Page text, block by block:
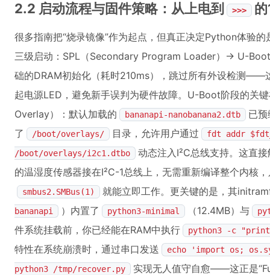
2.2 启动流程与固件策略：从上电到 >>>
很多指南把“烧录镜像”作为起点，但真正决定Python体验
三级启动：SPL（Secondary Program Loader）→ U-
础的DRAM初始化（耗时210ms），跳过所有外设检测——
起电源LED，避免新手误判为硬件故障。U-Boot阶段的关
Overlay）：默认加载的
bananapi-nanobanana2.dtb
已
了
/boot/overlays/ 目录，允许用户通过
fdt addr
/boot/overlays/i2c1.dtbo
动态注入I²C总线支持。这直
的温湿度传感器接在I²C-1总线上，无需重新编译整个内核
smbus2.SMBus(1) 就能立即工作。更关键的是，其
bananapi ）内置了 python3-minimal （12.4MB）与
件系统挂载前，你已经能在RAM中执行 python3 -c
特性在系统崩溃时，通过串口发送
echo 'import os;
python3 /tmp/recover.py
实现无人值守自愈——这正是